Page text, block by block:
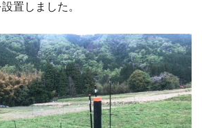
置しました。